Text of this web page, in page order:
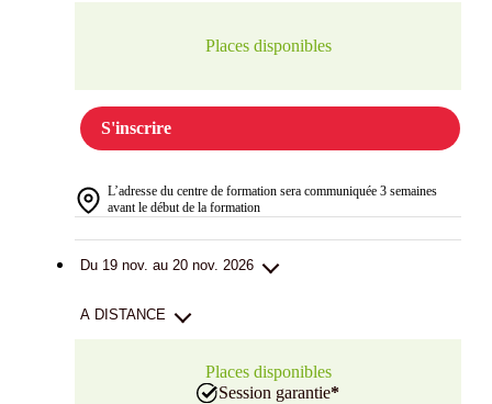
Places disponibles
S'inscrire
L’adresse du centre de formation sera communiquée 3 semaines
avant le début de la formation
Du 19 nov. au 20 nov. 2026
A DISTANCE
Places disponibles
Session garantie*